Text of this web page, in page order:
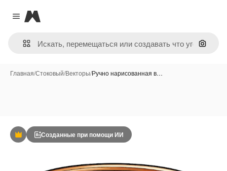
Close menu
Magnific
Поиск
Главная/Стоковый/Векторы/Ручно нарисованная в…
ПремиумСозданные при помощи ИИ